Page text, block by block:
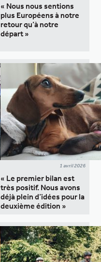
« Nous nous sentions
plus Européens à notre
retour qu’à notre
départ »
1 avril 2026
« Le premier bilan est
très positif. Nous avons
déjà plein d’idées pour la
deuxième édition »